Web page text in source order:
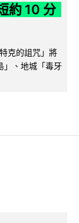
約 10 分
克的詛咒」將
」、地城「毒牙